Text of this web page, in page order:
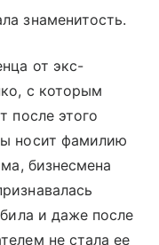
знаменитость.
от экс-
с которым
после этого
носит фамилию
бизнесмена
и даже после
не стала ее